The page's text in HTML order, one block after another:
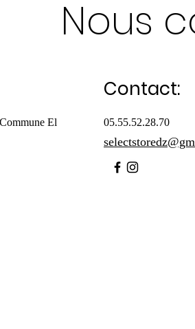
Nous
El
Contact:
05.55.52.28.70